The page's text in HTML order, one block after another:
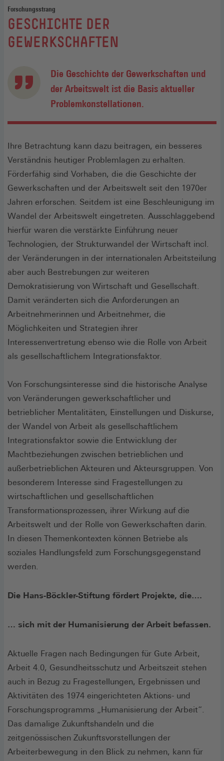
Forschungsstrang
:
GESCHICHTE DER
GEWERKSCHAFTEN
Die Geschichte der Gewerkschaften und
der Arbeitswelt ist die Basis aktueller
Problemkonstellationen.
Ihre Betrachtung kann dazu beitragen, ein besseres
Verständnis heutiger Problemlagen zu erhalten.
Förderfähig sind Vorhaben, die die Geschichte der
Gewerkschaften und der Arbeitswelt seit den 1970er
Jahren erforschen. Seitdem ist eine Beschleunigung im
Wandel der Arbeitswelt eingetreten. Ausschlaggebend
hierfür waren die verstärkte Einführung neuer
Technologien, der Strukturwandel der Wirtschaft incl.
der Veränderungen in der internationalen Arbeitsteilung
aber auch Bestrebungen zur weiteren
Demokratisierung von Wirtschaft und Gesellschaft.
Damit veränderten sich die Anforderungen an
Arbeitnehmerinnen und Arbeitnehmer, die
Möglichkeiten und Strategien ihrer
Interessenvertretung ebenso wie die Rolle von Arbeit
als gesellschaftlichem Integrationsfaktor.
Von Forschungsinteresse sind die historische Analyse
von Veränderungen gewerkschaftlicher und
betrieblicher Mentalitäten, Einstellungen und Diskurse,
der Wandel von Arbeit als gesellschaftlichem
Integrationsfaktor sowie die Entwicklung der
Machtbeziehungen zwischen betrieblichen und
außerbetrieblichen Akteuren und Akteursgruppen. Von
besonderem Interesse sind Fragestellungen zu
wirtschaftlichen und gesellschaftlichen
Transformationsprozessen, ihrer Wirkung auf die
Arbeitswelt und der Rolle von Gewerkschaften darin.
In diesen Themenkontexten können Betriebe als
soziales Handlungsfeld zum Forschungsgegenstand
werden.
Die Hans-Böckler-Stiftung fördert Projekte, die….
… sich mit der Humanisierung der Arbeit befassen.
Aktuelle Fragen nach Bedingungen für Gute Arbeit,
Arbeit 4.0, Gesundheitsschutz und Arbeitszeit stehen
auch in Bezug zu Fragestellungen, Ergebnissen und
Aktivitäten des 1974 eingerichteten Aktions- und
Forschungsprogramms „Humanisierung der Arbeit“.
Das damalige Zukunftshandeln und die
zeitgenössischen Zukunftsvorstellungen der
Arbeiterbewegung in den Blick zu nehmen, kann für